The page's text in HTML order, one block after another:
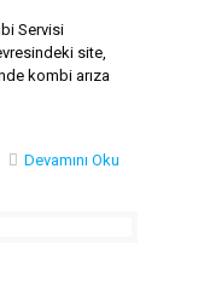
Servisi
site,
kombi arıza
Devamını Oku